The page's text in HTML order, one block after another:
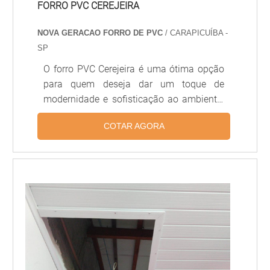
FORRO PVC CEREJEIRA
NOVA GERACAO FORRO DE PVC/ CARAPICUÍBA -
SP
O forro PVC Cerejeira é uma ótima opção
para quem deseja dar um toque de
modernidade e sofisticação ao ambiente.
Além de ser resistente, o forro PVC
Cerejeira é fácil de limpar e possui uma
permitindo que você crie um ambiente
Cerejeira é a escolha ideal para quem
deseja um acabamento de qualidade e
durabilidade.
COTAR AGORA